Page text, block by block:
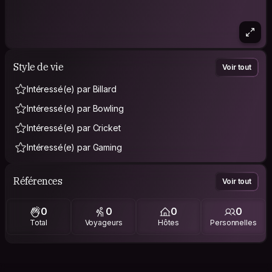
Style de vie Voir tout
Intéressé(e) par Billard
Intéressé(e) par Bowling
Intéressé(e) par Cricket
Intéressé(e) par Gaming
Références Voir tout
0
Total
0
Voyageurs
0
Hôtes
0
Personnelles